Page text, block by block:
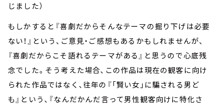
じました）
もしかすると『喜劇だからそんなテーマの掘り下げは必要
ない！』という、ご意見・ご感想もあるかもしれませんが、
『喜劇だからこそ語れるテーマがある』と思うので心底残
念でした。そう考えた場合、この作品は現在の観客に向け
られた作品ではなく、往年の『「賢い女」に騙される男ど
も』という、『なんだかんだ言って男性観客向けに特化さ